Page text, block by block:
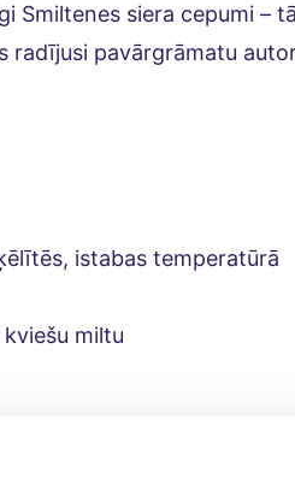
Smiltenes siera cepumi –
radījusi pavārgrāmatu
istabas temperatūrā
miltu